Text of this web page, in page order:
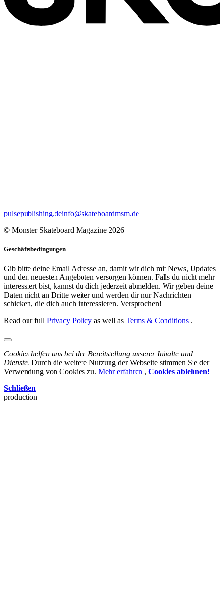
pulsepublishing.deinfo@skateboardmsm.de
© Monster Skateboard Magazine 2026
Geschäftsbedingungen
Gib bitte deine Email Adresse an, damit wir dich mit News, Updates
und den neuesten Angeboten versorgen können. Falls du nicht mehr
interessiert bist, kannst du dich jederzeit abmelden. Wir geben deine
Daten nicht an Dritte weiter und werden dir nur Nachrichten
schicken, die dich auch interessieren. Versprochen!
Read our full Privacy Policy as well as Terms & Conditions .
Cookies helfen uns bei der Bereitstellung unserer Inhalte und
Dienste. Durch die weitere Nutzung der Webseite stimmen Sie der
Verwendung von Cookies zu. Mehr erfahren , Cookies ablehnen!
Schließen
production